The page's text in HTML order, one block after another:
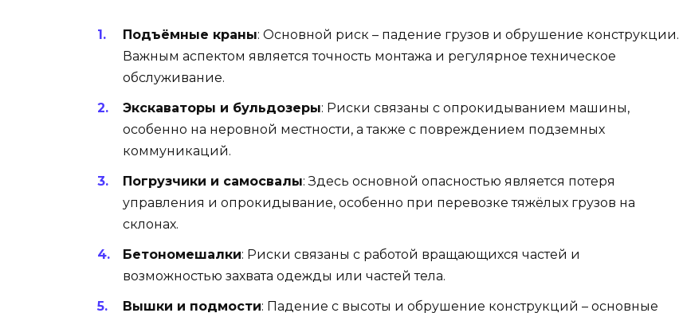
Подъёмные краны: Основной риск – падение грузов и обрушение конструкции.
Важным аспектом является точность монтажа и регулярное техническое
обслуживание.
Экскаваторы и бульдозеры: Риски связаны с опрокидыванием машины,
особенно на неровной местности, а также с повреждением подземных
коммуникаций.
Погрузчики и самосвалы: Здесь основной опасностью является потеря
управления и опрокидывание, особенно при перевозке тяжёлых грузов на
склонах.
Бетономешалки: Риски связаны с работой вращающихся частей и
возможностью захвата одежды или частей тела.
Вышки и подмости: Падение с высоты и обрушение конструкций – основные